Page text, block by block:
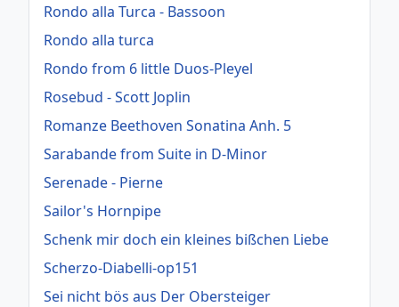
Rondo alla Turca - Bassoon
Rondo alla turca
Rondo from 6 little Duos-Pleyel
Rosebud - Scott Joplin
Romanze Beethoven Sonatina Anh. 5
Sarabande from Suite in D-Minor
Serenade - Pierne
Sailor's Hornpipe
Schenk mir doch ein kleines bißchen Liebe
Scherzo-Diabelli-op151
Sei nicht bös aus Der Obersteiger